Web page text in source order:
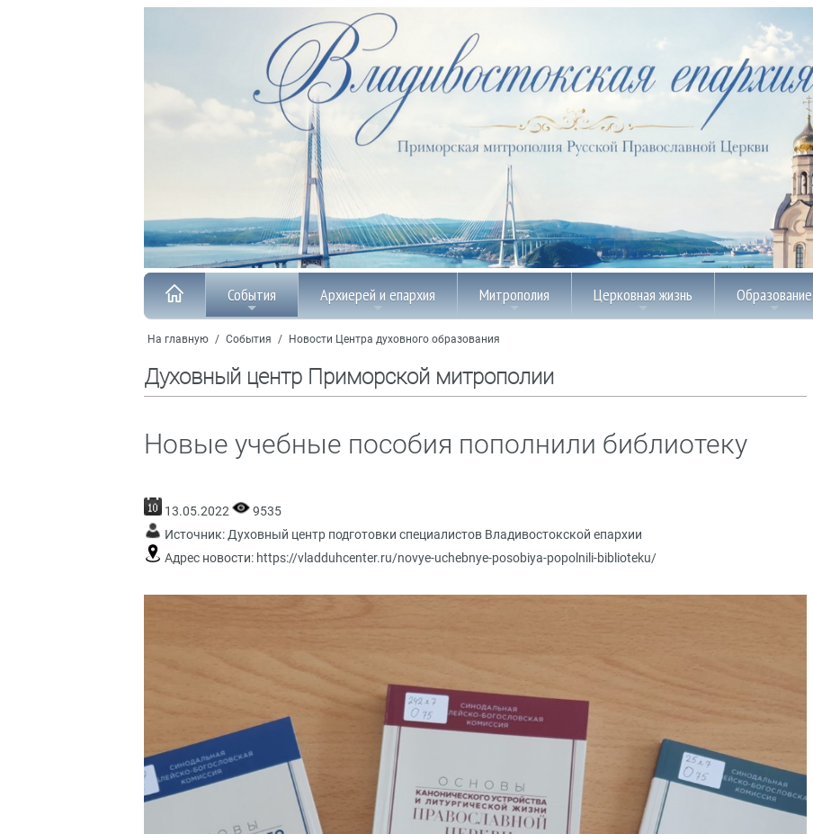
События Архиерей и епархия Митрополия Церковная жизнь Образование
На главную / События / Новости Центра духовного образования
Духовный центр Приморской митрополии
Новые учебные пособия пополнили библиотеку
13.05.2022
9535
Источник:Духовный центр подготовки специалистов Владивостокской епархии
Адрес новости: https://vladduhcenter.ru/novye-uchebnye-posobiya-popolnili-biblioteku/